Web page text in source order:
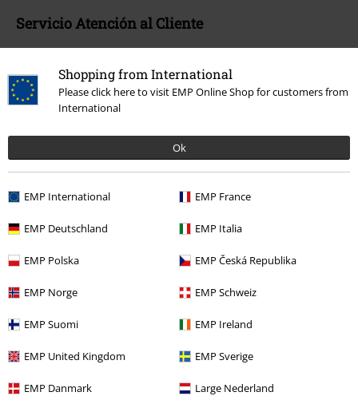
Shopping from International
Please click here to visit EMP Online Shop for customers from
International
Ok
EMP International EMP France
EMP Deutschland EMP Italia
EMP Polska EMP Česká Republika
EMP Norge EMP Schweiz
EMP Suomi EMP Ireland
EMP United Kingdom EMP Sverige
EMP Danmark Large Nederland
Servicio Atención al Cliente
Política de Devolución
Información de tallas generales
Descuentos para ti
Concursos
Cheques Regalo
Descuento para estudiantes